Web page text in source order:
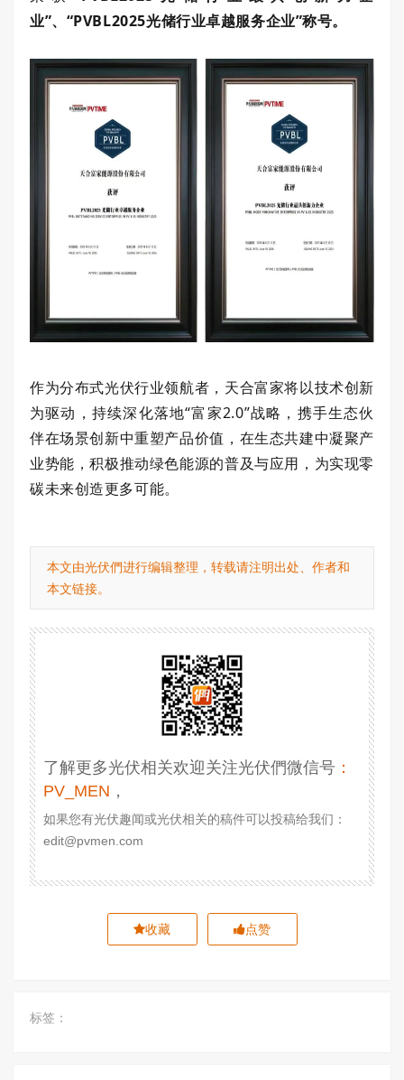
业”、“PVBL2025光储行业卓越服务企业”称号。
作为分布式光伏行业领航者，天合富家将以技术创新
为驱动，持续深化落地“富家2.0”战略，携手生态伙
伴在场景创新中重塑产品价值，在生态共建中凝聚产
业势能，积极推动绿色能源的普及与应用，为实现零
碳未来创造更多可能。
本文由光伏們进行编辑整理，转载请注明出处、作者和
本文链接。
了解更多光伏相关欢迎关注光伏們微信号 ：
PV_MEN ，
如果您有光伏趣闻或光伏相关的稿件可以投稿给我们：
edit@pvmen.com
收藏 点赞
标签：